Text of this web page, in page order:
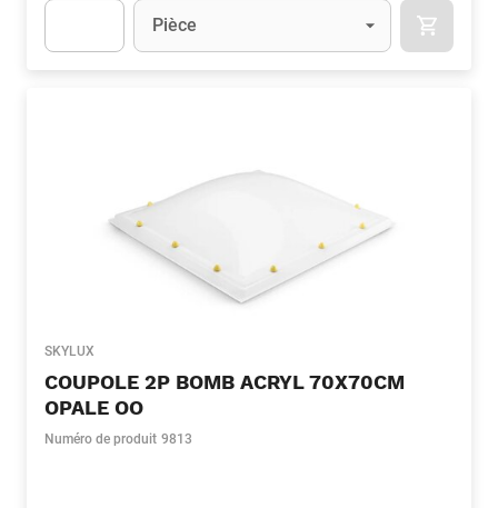
Unité
Pièce
SKYLUX
COUPOLE 2P BOMB ACRYL 70X70CM
OPALE OO
Numéro de produit 9813